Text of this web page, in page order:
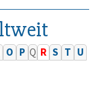
O P Q R S T U